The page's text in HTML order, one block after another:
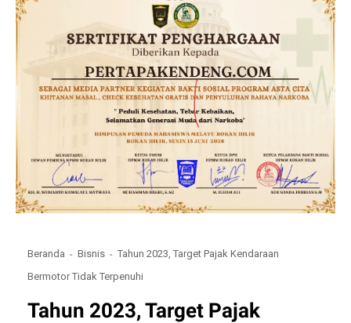
Beranda Bisnis
Tahun 2023, Target Pajak Kendaraan
Bermotor Tidak Terpenuhi
Tahun 2023, Target Pajak